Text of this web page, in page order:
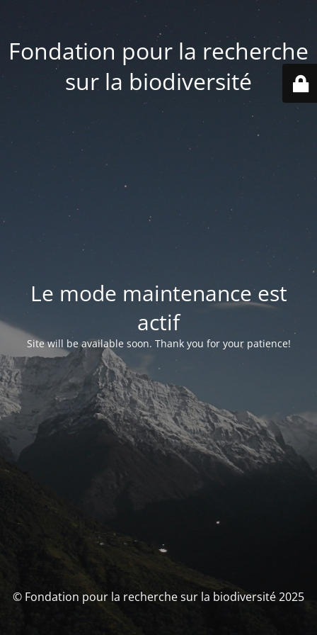
Fondation pour la recherche
sur la biodiversité
Le mode maintenance est
actif
Site will be available soon. Thank you for your patience!
© Fondation pour la recherche sur la biodiversité 2025